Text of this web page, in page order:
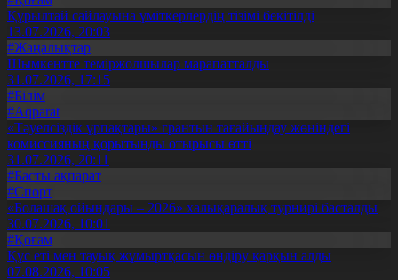
Құрылтай сайлауына үміткерлердің тізімі бекітілді
13.07.2026, 20:03
#Жаңалықтар
Шымкентте теміржолшылар марапатталды
31.07.2026, 17:15
#Білім
#Aqparat
«Тәуелсіздік ұрпақтары» грантын тағайындау жөніндегі
комиссияның қорытынды отырысы өтті
31.07.2026, 20:11
#Басты ақпарат
#Спорт
«Болашақ ойындары – 2026» халықаралық турнирі басталды
30.07.2026, 10:01
#Қоғам
Құс еті мен тауық жұмыртқасын өндіру қарқын алды
07.08.2026, 10:05